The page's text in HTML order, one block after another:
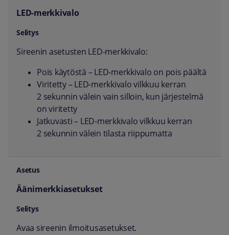
LED-merkkivalo
Sireenin asetusten LED-merkkivalo:
Pois käytöstä – LED-merkkivalo on pois päältä
Viritetty – LED-merkkivalo vilkkuu kerran
2 sekunnin välein vain silloin, kun järjestelmä
on viritetty
Jatkuvasti – LED-merkkivalo vilkkuu kerran
2 sekunnin välein tilasta riippumatta
Äänimerkkiasetukset
Avaa sireenin ilmoitusasetukset.